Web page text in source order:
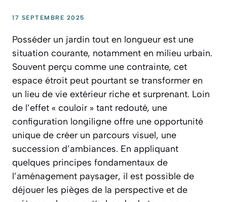
17 SEPTEMBRE 2025
Posséder un jardin tout en longueur est une
situation courante, notamment en milieu urbain.
Souvent perçu comme une contrainte, cet
espace étroit peut pourtant se transformer en
un lieu de vie extérieur riche et surprenant. Loin
de l’effet « couloir » tant redouté, une
configuration longiligne offre une opportunité
unique de créer un parcours visuel, une
succession d’ambiances. En appliquant
quelques principes fondamentaux de
l’aménagement paysager, il est possible de
déjouer les pièges de la perspective et de